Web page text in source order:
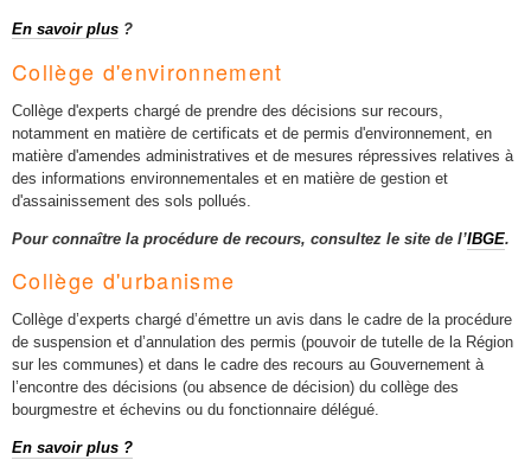
En savoir plus ?
Collège d'environnement
Collège d'experts chargé de prendre des décisions sur recours,
notamment en matière de certificats et de permis d'environnement, en
matière d'amendes administratives et de mesures répressives relatives à
des informations environnementales et en matière de gestion et
d'assainissement des sols pollués.
Pour connaître la procédure de recours, consultez le site de l’IBGE.
Collège d'urbanisme
Collège d’experts chargé d’émettre un avis dans le cadre de la procédure
de suspension et d’annulation des permis (pouvoir de tutelle de la Région
sur les communes) et dans le cadre des recours au Gouvernement à
l’encontre des décisions (ou absence de décision) du collège des
bourgmestre et échevins ou du fonctionnaire délégué.
En savoir plus ?